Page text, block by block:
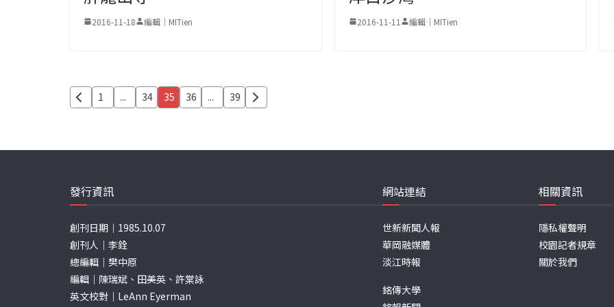
2016-11-18 編輯｜MITien 2016-11-11 編輯｜MITien
文
分
頁
1 ... 34 35 36 ... 39
發行資訊
創刊日期｜1985.10.07
創刊人｜李銓
總編輯｜樊中原
編輯｜陳瑞斌、田美英、許棠詠
英文校對｜LeAnn Eyerman
網站連結
世新新聞人報
華岡融媒體
淡江時報
銘傳大學
相關資訊
隱私權聲明
校園記者規章
關於我們